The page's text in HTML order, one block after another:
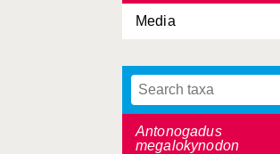
Media
Antonogadus
macrophthalmus
Antonogadus
megalokynodon